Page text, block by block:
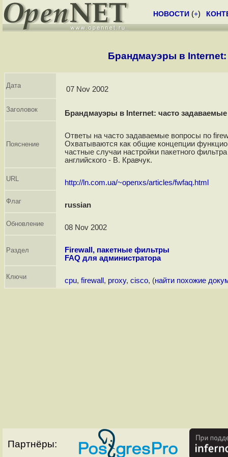
НОВОСТИ (+)
Брандмауэры в
Дата 07 Nov 2002
Заголовок Брандмауэры в Internet: часто
Пояснение
Ответы на часто задаваемые вопросы по
Охватываются как общие концепции
частные случаи настройки пакетного
английского - В. Кравчук.
URL http://ln.com.ua/~openxs/articles/fwfaq.html
Флаг russian
Обновление 08 Nov 2002
Раздел
Firewall, пакетные фильтры
FAQ для администратора
Ключи cpu, firewall , proxy, cisco, (найти похожие
Партнёры: